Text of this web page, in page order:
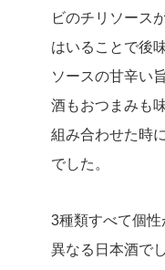
ビのチリソース
はいることで後
ソースの甘辛い
酒もおつまみも
組み合わせた時
でした。
3種類すべて個性
異なる日本酒でし